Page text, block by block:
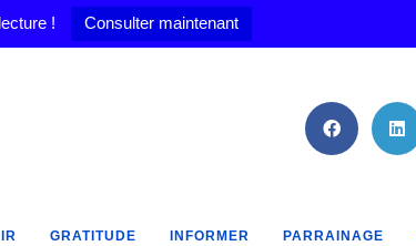
! Consulter maintenant
GRATITUDE INFORMER PARRAINAGE